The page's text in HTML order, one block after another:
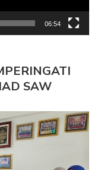
06:54
SAW